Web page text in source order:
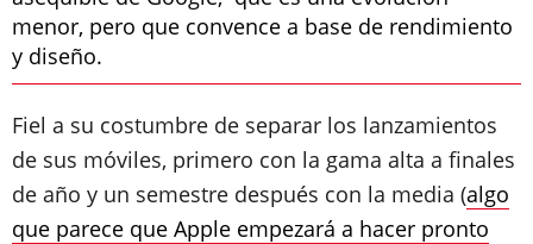
menor, pero que convence a base de rendimiento
y diseño.
Fiel a su costumbre de separar los lanzamientos
de sus móviles, primero con la gama alta a finales
de año y un semestre después con la media (algo
que parece que Apple empezará a hacer pronto